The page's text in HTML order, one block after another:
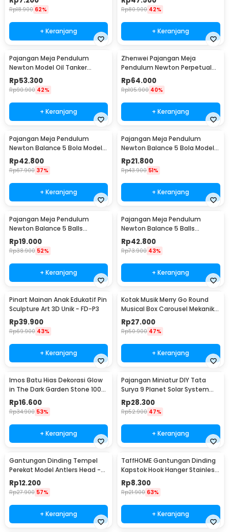
Rp18.900 62%
+ Keranjang
Rp80.900 42%
+ Keranjang
Pajangan Meja Pendulum
Newton Model Oil Tanker
Perpetual Debate - B101
Rp53.300
Rp90.900 42%
+ Keranjang
Zhenwei Pajangan Meja
Pendulum Newton Perpetual
Model Ferris Wheel - ZPW
Rp64.000
Rp105.900 40%
+ Keranjang
Pajangan Meja Pendulum
Newton Balance 5 Bola Model
Arched M - ZY02
Rp42.800
Rp67.900 37%
+ Keranjang
Pajangan Meja Pendulum
Newton Balance 5 Bola Model
Arched S - ZY02
Rp21.800
Rp43.900 51%
+ Keranjang
Pajangan Meja Pendulum
Newton Balance 5 Balls
Stainless Steel Model T S -
LX013
Rp19.000
Rp38.900 52%
+ Keranjang
Pajangan Meja Pendulum
Newton Balance 5 Balls
Stainless Steel Model T L -
LX013
Rp42.800
Rp73.900 43%
+ Keranjang
Pinart Mainan Anak Edukatif Pin
Sculpture Art 3D Unik - FD-P3
Rp39.900
Rp69.900 43%
+ Keranjang
Kotak Musik Merry Go Round
Musical Box Carousel Mekanikal
- HD-Y02
Rp27.000
Rp50.900 47%
+ Keranjang
Imos Batu Hias Dekorasi Glow
in The Dark Garden Stone 100
PCS - HC0043
Rp16.600
Rp34.900 53%
+ Keranjang
Pajangan Miniatur DIY Tata
Surya 9 Planet Solar System
Planetary - 2135
Rp28.300
Rp52.900 47%
+ Keranjang
Gantungan Dinding Tempel
Perekat Model Antlers Head -
MU03
Rp12.200
Rp27.900 57%
+ Keranjang
TaffHOME Gantungan Dinding
Kapstok Hook Hanger Stainless
Steel 201 - MT11
Rp8.300
Rp21.900 63%
+ Keranjang